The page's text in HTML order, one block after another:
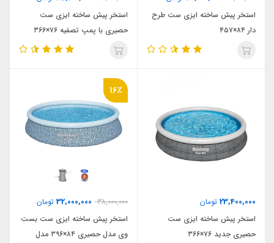
استخر پیش ساخته ایزی ست طرح
دار ۸۴×۴۵۷
استخر پیش ساخته ایزی ست
حصیری با پمپ تصفیه ۷۶×۳۶۶
23,400,000 تومان
استخر پیش ساخته ایزی ست
حصیری جدید ۷۶×۳۶۶
16٪
38,000,000
32,000,000 تومان
استخر پیش ساخته ایزی ست بست
وی مدل حصیری ۸۴×۳۹۶ مدل